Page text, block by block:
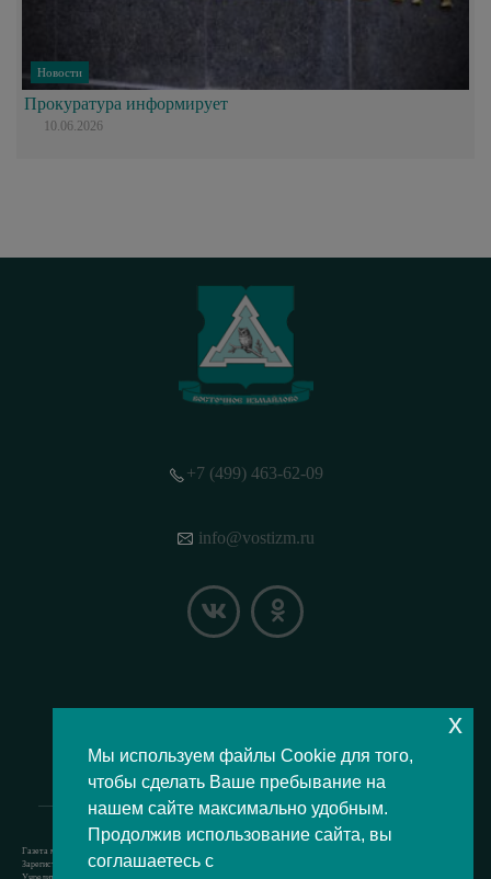
Новости
Прокуратура информирует
10.06.2026
+7 (499) 463-62-09
info@vostizm.ru
Газета муниципального округа Восточное Измайлово.
Зарегистрировано Роскомнадзором свидетельство Эл № ФС77-73364 от 24.07.2018 г.
Учредитель — аппарат Совета депутатов муниципального округа Восточное Измайлово.
Мы используем файлы Cookie для того,
чтобы сделать Ваше пребывание на
нашем сайте максимально удобным.
Продолжив использование сайта, вы
соглашаетесь с
x